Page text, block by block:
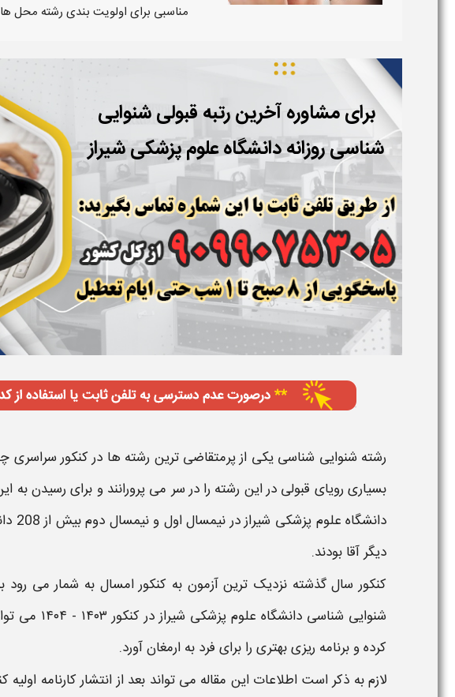
مناسبی برای اولویت بندی رشته محل
برای مشاوره آخرین رتبه قبولیشنوایی
شناسیروزانه دانشگاهعلوم پزشکی شیراز
رشته شنوایی شناسییکی از پرمتقاضی ترین رشته ها در کنکور سراسری
بسیاری رویای قبولی در این رشته را در سر می پرورانند و برای رسیدن
دانشگاه علوم پزشکی شیراز
در
دیگر آقا بودند.
کنکور سال گذشته نزدیک ترین آزمون به کنکور امسال به شمار می رود
شنوایی شناسی دانشگاه علوم پزشکی شیراز در کنکور ۱۴۰۳ - ۱۴۰۴
می
کرده و برنامه ریزی بهتری را برای فرد به ارمغان آورد.
لازم به ذکر است اطلاعات این مقاله می تواند بعد از انتشار کارنامه